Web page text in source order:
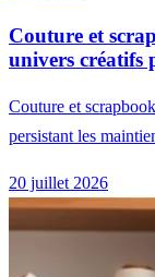
Couture et
univers créatifs
Couture et
persistant les
20 juillet 2026